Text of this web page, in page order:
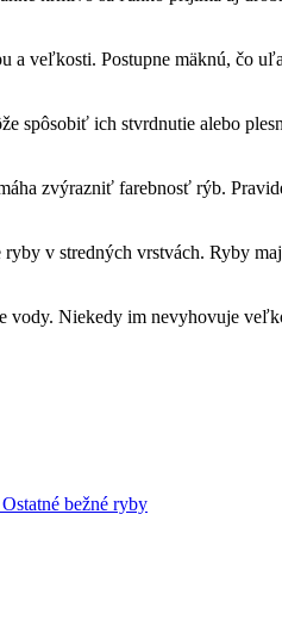
veľkosti. Postupne mäknú, čo
spôsobiť ich stvrdnutie alebo
zvýrazniť farebnosť rýb.
v stredných vrstvách. Ryby
vody. Niekedy im nevyhovuje
bežné ryby